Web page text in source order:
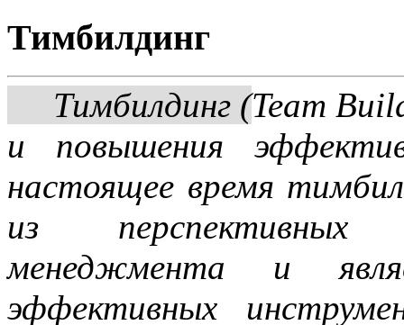
Тимбилдинг
Тимбилдинг (Team
и повышения
настоящее время
из перспективных
менеджмента и
эффективных